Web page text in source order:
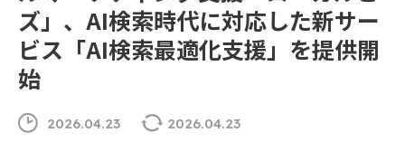
ズ」、AI検索時代に対応した新サー
ビス「AI検索最適化支援」を提供開
始
2026.04.23 2026.04.23